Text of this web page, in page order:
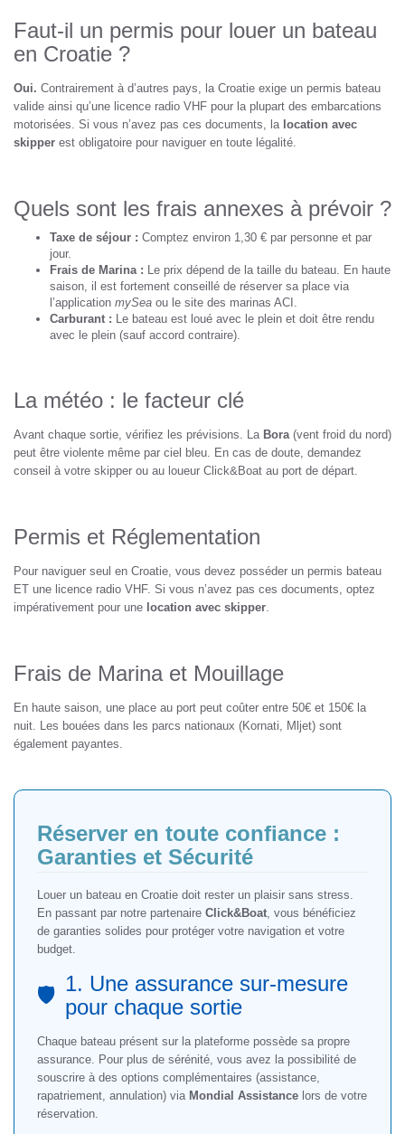
Faut-il un permis pour louer un bateau
en Croatie ?
Oui. Contrairement à d’autres pays, la Croatie exige un permis bateau
valide ainsi qu’une licence radio VHF pour la plupart des embarcations
motorisées. Si vous n’avez pas ces documents, la location avec
skipper est obligatoire pour naviguer en toute légalité.
Quels sont les frais annexes à prévoir ?
Taxe de séjour : Comptez environ 1,30 € par personne et par
jour.
Frais de Marina : Le prix dépend de la taille du bateau. En haute
saison, il est fortement conseillé de réserver sa place via
l’application mySea ou le site des marinas ACI.
Carburant : Le bateau est loué avec le plein et doit être rendu
avec le plein (sauf accord contraire).
La météo : le facteur clé
Avant chaque sortie, vérifiez les prévisions. La Bora (vent froid du nord)
peut être violente même par ciel bleu. En cas de doute, demandez
conseil à votre skipper ou au loueur Click&Boat au port de départ.
Permis et Réglementation
Pour naviguer seul en Croatie, vous devez posséder un permis bateau
ET une licence radio VHF. Si vous n’avez pas ces documents, optez
impérativement pour une location avec skipper
Frais de Marina et Mouillage
En haute saison, une place au port peut coûter entre 50€ et 150€ la
nuit. Les bouées dans les parcs nationaux (Kornati, Mljet) sont
également payantes.
Réserver en toute confiance :
Garanties et Sécurité
Louer un bateau en Croatie doit rester un plaisir sans stress.
En passant par notre partenaire Click&Boat , vous bénéficiez
de garanties solides pour protéger votre navigation et votre
budget.
🛡️ 1. Une assurance sur-mesure
pour chaque sortie
Chaque bateau présent sur la plateforme possède sa propre
assurance. Pour plus de sérénité, vous avez la possibilité de
souscrire à des options complémentaires (assistance,
rapatriement, annulation) via Mondial Assistance lors de votre
réservation.